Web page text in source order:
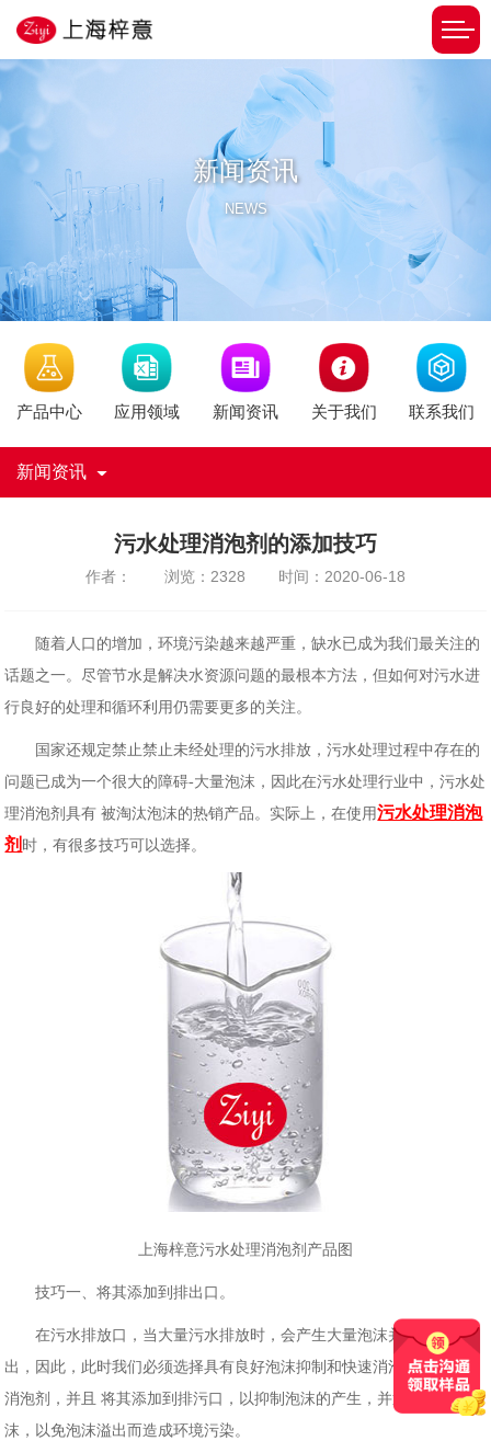
新闻资讯
NEWS
产品中心 应用领域 新闻资讯 关于我们 联系我们
新闻资讯
污水处理消泡剂的添加技巧
作者： 浏览：2328 时间：2020-06-18
随着人口的增加，环境污染越来越严重，缺水已成为我们最关注的
话题之一。尽管节水是解决水资源问题的最根本方法，但如何对污水进
行良好的处理和循环利用仍需要更多的关注。
国家还规定禁止禁止未经处理的污水排放，污水处理过程中存在的
问题已成为一个很大的障碍-大量泡沫，因此在污水处理行业中，污水处
理消泡剂具有 被淘汰泡沫的热销产品。实际上，在使用污水处理消泡
剂 时，有很多技巧可以选择。
上海梓意污水处理消泡剂产品图
技巧一、将其添加到排出口。
在污水排放口，当大量污水排放时，会产生大量泡沫并可能导致溢
出，因此，此时我们必须选择具有良好泡沫抑制和快速消泡的污水处理
消泡剂，并且 将其添加到排污口，以抑制泡沫的产生，并迅速消除泡
沫，以免泡沫溢出而造成环境污染。